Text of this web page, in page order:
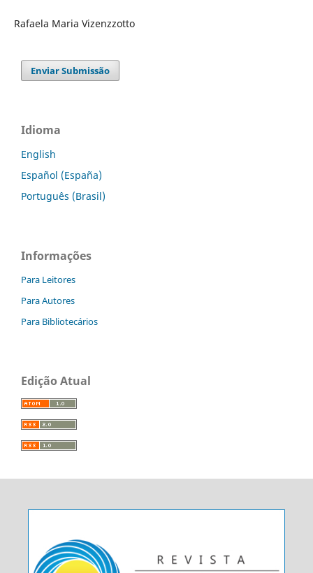
Rafaela Maria Vizenzzotto
Enviar Submissão
Idioma
English
Español (España)
Português (Brasil)
Informações
Para Leitores
Para Autores
Para Bibliotecários
Edição Atual